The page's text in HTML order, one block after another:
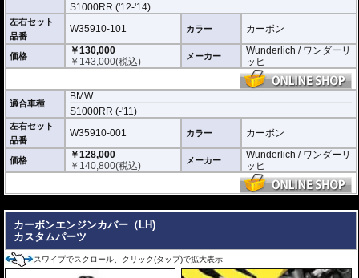
S1000RR ('12-'14)
左右セット
品番
W35910-101 カラー カーボン
価格
￥130,000
￥ 143,000(税込) メーカー
Wunderlich / ワンダーリ
ッヒ
適合車種
BMW
S1000RR (-'11)
左右セット
品番
W35910-001 カラー カーボン
価格
￥128,000
￥ 140,800(税込) メーカー
Wunderlich / ワンダーリ
ッヒ
カーボンエンジンカバー（LH)
カスタムパーツ
スワイプでスクロール、クリック(タップ)で拡大表示